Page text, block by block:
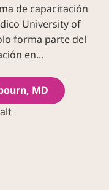
de capacitación
University of
forma parte del
en...
MD